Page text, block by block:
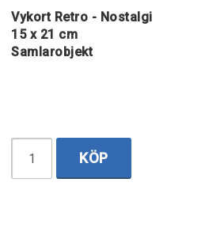
Lägg till i favoritlistan
Vykort Retro - Nostalgi
15 x 21 cm
Samlarobjekt
KÖP